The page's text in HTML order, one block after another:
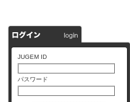
JUGEM ID
パスワード